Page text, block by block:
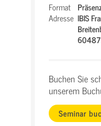
Format
Adresse IBIS
60487
Buchen Sie
unserem
Seminar